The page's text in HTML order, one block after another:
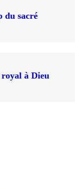
du sacré
à Dieu